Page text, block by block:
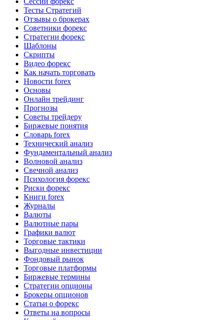
Тесты Стратегий
Отзывы о брокерах
Советники форекс
Стратегии форекс
Шаблоны
Скрипты
Видео форекс
Как начать торговать
Новости forex
Основы
Онлайн трейдинг
Прогнозы
Советы трейдеру
Биржевые понятия
Словарь forex
Технический анализ
Фундаментальный анализ
Волновой анализ
Свечной анализ
Психология форекс
Риски форекс
Книги forex
Журналы
Валюты
Валютные пары
Графики валют
Торговые тактики
Выгодные инвестиции
Фондовый рынок
Торговые платформы
Биржевые термины
Стратегии опционы
Брокеры опционов
Статьи о форекс
Ответы на вопросы